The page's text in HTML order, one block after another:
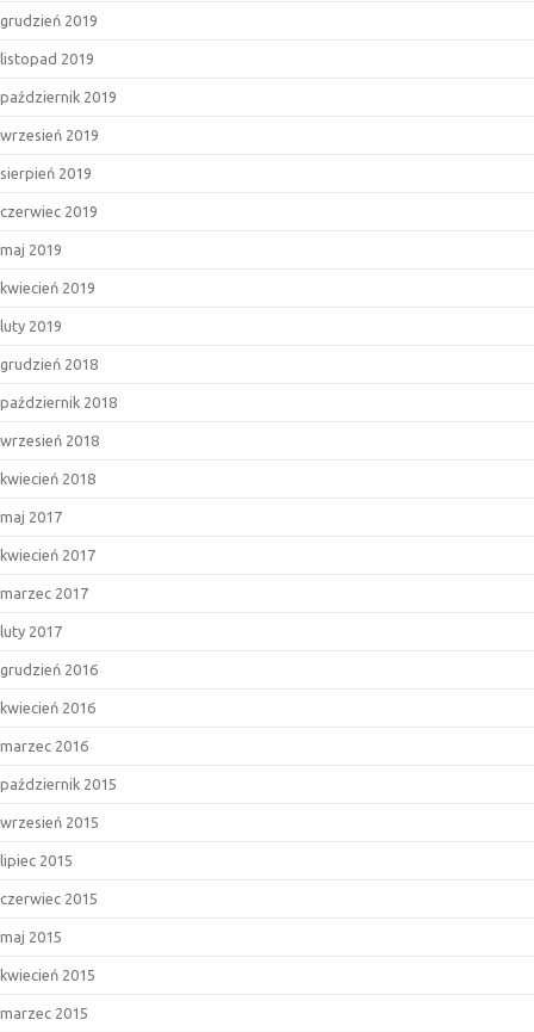
grudzień 2019
listopad 2019
październik 2019
wrzesień 2019
sierpień 2019
czerwiec 2019
maj 2019
kwiecień 2019
luty 2019
grudzień 2018
październik 2018
wrzesień 2018
kwiecień 2018
maj 2017
kwiecień 2017
marzec 2017
luty 2017
grudzień 2016
kwiecień 2016
marzec 2016
październik 2015
wrzesień 2015
lipiec 2015
czerwiec 2015
maj 2015
kwiecień 2015
marzec 2015